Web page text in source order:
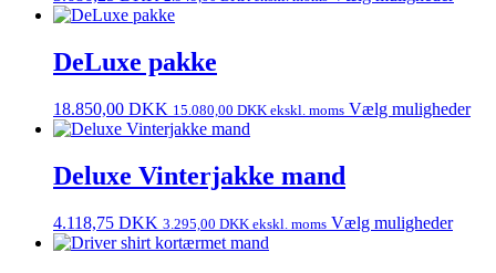
DeLuxe pakke
18.850,00 DKK 15.080,00 DKK ekskl. moms Vælg muligheder
Deluxe Vinterjakke mand
4.118,75 DKK 3.295,00 DKK ekskl. moms Vælg muligheder